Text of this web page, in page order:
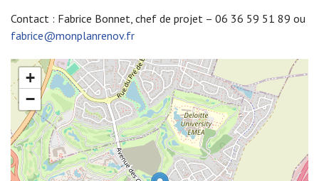
Contact : Fabrice Bonnet, chef de projet – 06 36 59 51 89 ou
fabrice@monplanrenov.fr
+
−